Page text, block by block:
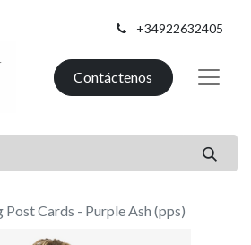
+34922632405
Contáctenos
Cards - Purple Ash (pps)